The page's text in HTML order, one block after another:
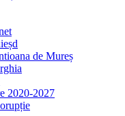
de Mureș
2020-2027